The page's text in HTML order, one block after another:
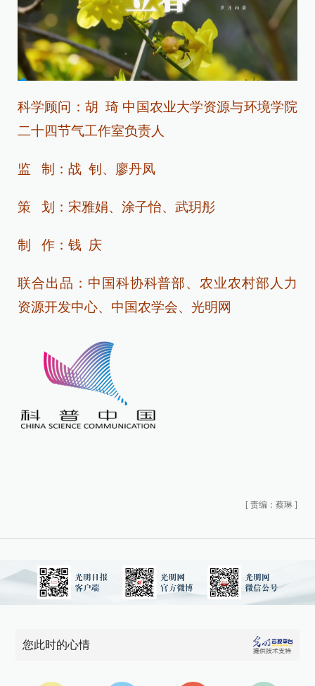
科学顾问： 胡 琦 中国农业大学资源与环境学院
二十四节气工作室负责人
监 制：战 钊、廖丹凤
策 划：宋雅娟、涂子怡、 武玥彤
制 作：钱 庆
联合出品：中国科协科普部、农业农村部人力
资源开发中心、中国农学会、光明网
[ 责编：蔡琳 ]
您此时的心情